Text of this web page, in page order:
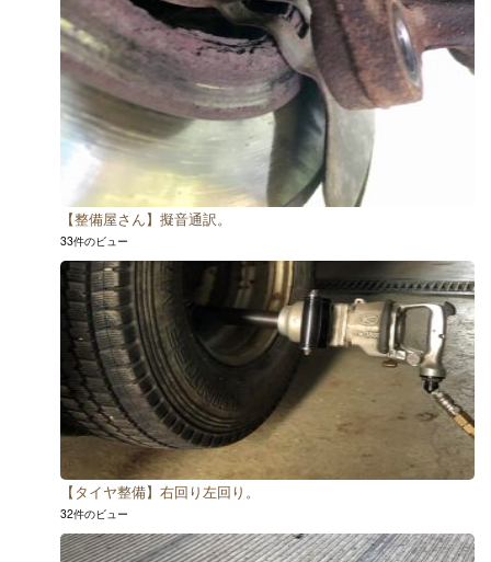
【整備屋さん】擬音通訳。
33件のビュー
【タイヤ整備】右回り左回り。
32件のビュー